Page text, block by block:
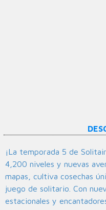
¡La temporada 5 de
4,200 niveles y nuevas
mapas, cultiva cosechas
juego de solitario. Con
estacionales y